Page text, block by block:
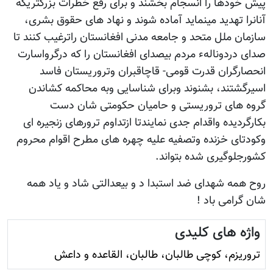
پیش خودها را انسجام بخشند و برای رفع خطرات بزرگتریکه
آنانرا تهدید مینماید آماده شوند و نهاد های حقوق بشری،
سازمان ملل متحد و جامعه مدنی افغانستان راترغیب کنند تا
صدای دردونالهء مردم بیصدای افغانستان را که درگرواسارت
انحصارگران قدرت قومی- قاچاقبران وتروریستان فاسد
اسیرگشتند، بشنوند وبرای شناسایی وبه محاکمه کشاندن
گروه های تروریستی و حامیان حکومتی شان دست
بکارگردیده واقدام جدی نمایندتا ازتداوم ترورهای زنجیره ای
وکودتای خزنده وتصفیه علیه چهره های مطرح اقوام محروم
کشورجلوگیری شده بتواند.
روح همه شهدای ضد استبدا د و بیعدالتی شاد و یاد همه
شان گرامی باد !
واژه های کلیدی
تروريزم، کوچی طالبان، طالبان، القاعده و داعش